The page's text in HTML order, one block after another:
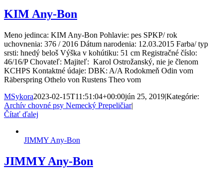
KIM Any-Bon
Meno jedinca: KIM Any-Bon Pohlavie: pes SPKP/ rok
uchovnenia: 376 / 2016 Dátum narodenia: 12.03.2015 Farba/ typ
srsti: hnedý beloš Výška v kohútiku: 51 cm Registračné číslo:
46/16/P Chovateľ: Majiteľ: Karol Ostrožanský, nie je členom
KCHPS Kontaktné údaje: DBK: A/A Rodokmeň Odin vom
Räberspring Othelo von Rustens Theo vom
MSykora2023-02-15T11:51:04+00:00jún 25, 2019|Kategórie:
Archív chovné psy Nemecký Prepeličiar|
Čítať ďalej
JIMMY Any-Bon
JIMMY Any-Bon